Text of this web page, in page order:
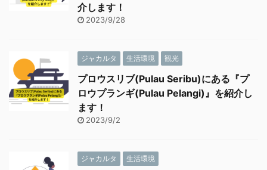
介します！
2023/9/28
ジャカルタ 生活環境 観光
プロウスリブ(Pulau Seribu)にある『プ
ロウプランギ(Pulau Pelangi)』を紹介し
ます！
2023/9/2
ジャカルタ 生活環境